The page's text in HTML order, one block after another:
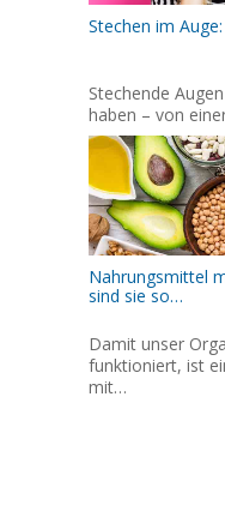
Stechen im
Stechende
haben – von
Nahrungsmittel
sind sie so…
Damit unser
funktioniert, ist
mit…